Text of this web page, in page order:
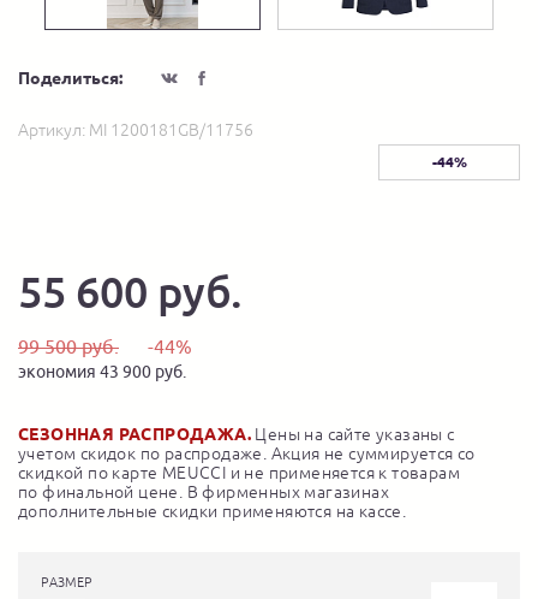
Поделиться:
Артикул: MI 1200181GB/11756
-44%
55 600 руб.
99 500 руб. -44%
экономия 43 900 руб.
СЕЗОННАЯ РАСПРОДАЖА. Цены на сайте указаны с
учетом скидок по распродаже. Акция не суммируется со
скидкой по карте MEUCCI и не применяется к товарам
по финальной цене. В фирменных магазинах
дополнительные скидки применяются на кассе.
РАЗМЕР